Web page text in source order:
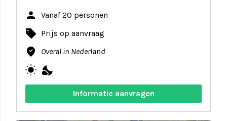
person Vanaf 20 personen
local_offer Prijs op aanvraag
where_to_vote Overal in Nederland
wb_sunny nights_stay
Informatie aanvragen